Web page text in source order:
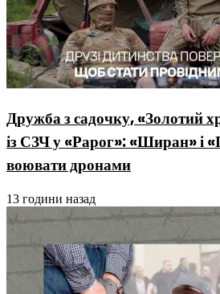
Дружба з садочку, «Золотий
із СЗЧ у «Рарог»: «Ширан» і
воювати дронами
13 години назад